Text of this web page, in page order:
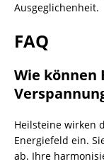
Ausgeglichenheit.
FAQ
Wie können
Heilsteine wirken
Energiefeld ein.
ab. Ihre